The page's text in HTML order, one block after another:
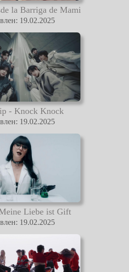
la Barriga de Mami
19.02.2025
- Knock Knock
19.02.2025
Liebe ist Gift
19.02.2025